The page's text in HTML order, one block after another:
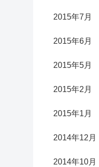
2015年7月
2015年6月
2015年5月
2015年2月
2015年1月
2014年12月
2014年10月